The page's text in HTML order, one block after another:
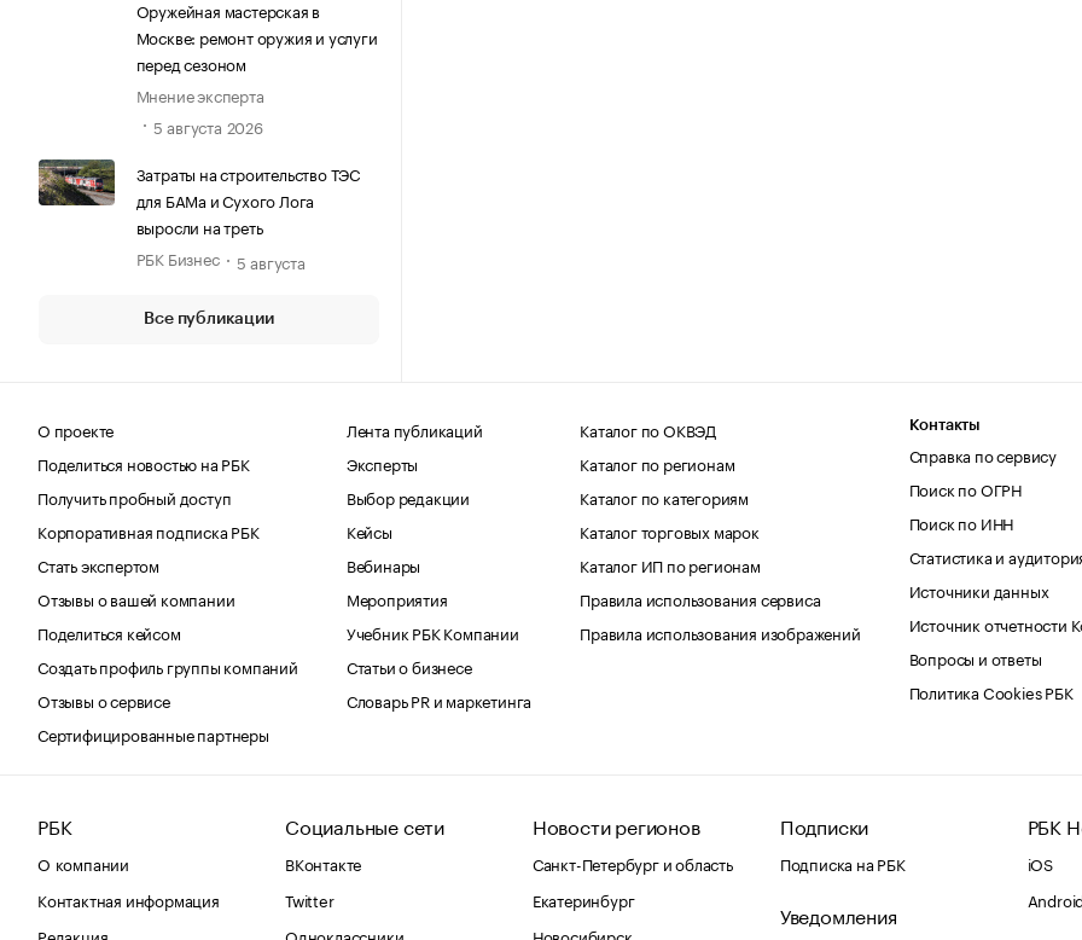
Оружейная мастерская в
Москве: ремонт оружия и услуги
перед сезоном
Мнение эксперта
5 августа 2026
Затраты на строительство ТЭС
для БАМа и Сухого Лога
выросли на треть
РБК Бизнес
5 августа
Все публикации
О проекте
Поделиться новостью на РБК
Получить пробный доступ
Корпоративная подписка РБК
Стать экспертом
Отзывы о вашей компании
Поделиться кейсом
Создать профиль группы компаний
Отзывы о сервисе
Сертифицированные партнеры
Лента публикаций
Эксперты
Выбор редакции
Кейсы
Вебинары
Мероприятия
Учебник РБК Компании
Статьи о бизнесе
Словарь PR и маркетинга
Каталог по ОКВЭД
Каталог по регионам
Каталог по категориям
Каталог торговых марок
Каталог ИП по регионам
Правила использования сервиса
Правила использования изображений
Контакты
Справка по сервису
Поиск по ОГРН
Поиск по ИНН
Статистика и
Источники данных
Источник отчетности
Вопросы и ответы
Политика Cookies РБК
РБК
О компании
Контактная информация
Редакция
Социальные сети
ВКонтакте
Twitter
Одноклассники
Новости регионов
Санкт-Петербург и область
Екатеринбург
Новосибирск
Подписки
Подписка на РБК
Уведомления
РБК
iOS